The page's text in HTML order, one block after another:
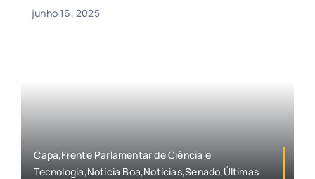
junho 16, 2025
Capa,Frente Parlamentar de Ciência e
Tecnologia,Notícia Boa,Notícias,Senado,Últimas